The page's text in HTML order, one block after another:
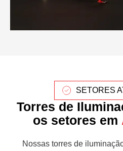
SETORES
Torres de
os setores em
Nossas torres de